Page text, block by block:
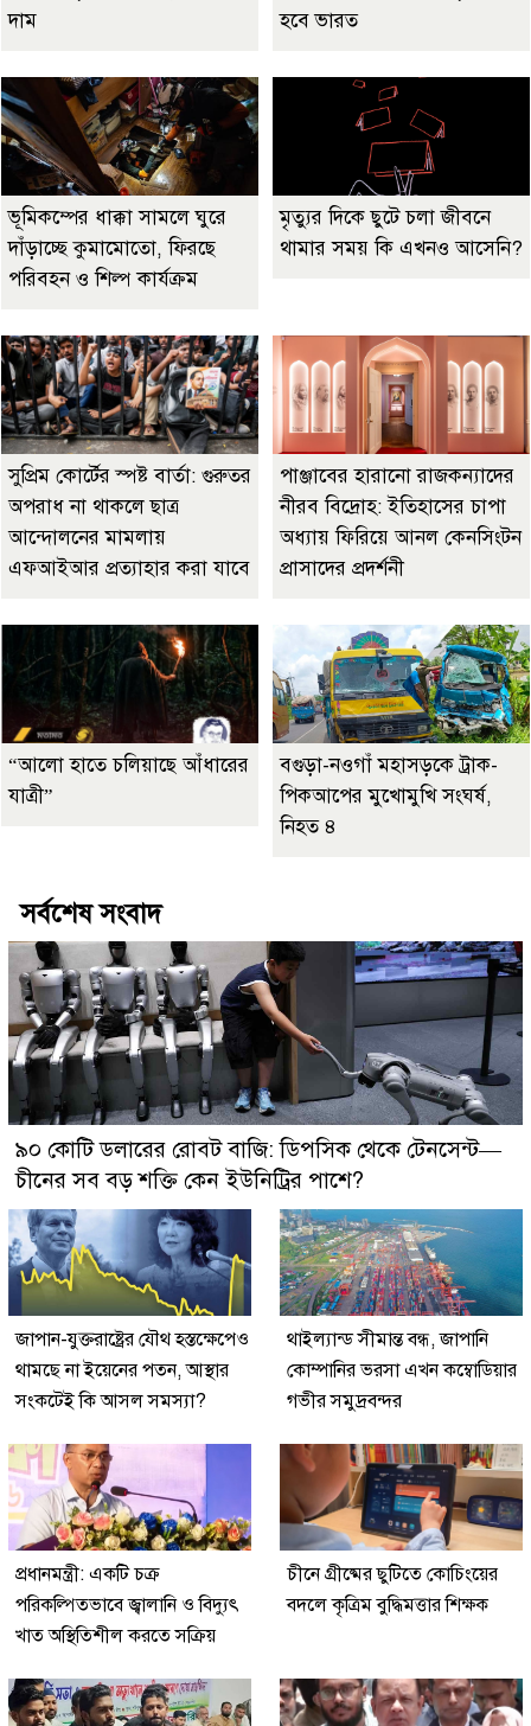
দাম
হবে ভারত
ভূমিকম্পের ধাক্কা সামলে ঘুরে
দাঁড়াচ্ছে কুমামোতো, ফিরছে
পরিবহন ও শিল্প কার্যক্রম
মৃত্যুর দিকে ছুটে চলা জীবনে
থামার সময় কি এখনও আসেনি?
সুপ্রিম কোর্টের স্পষ্ট বার্তা: গুরুতর
অপরাধ না থাকলে ছাত্র
আন্দোলনের মামলায়
এফআইআর প্রত্যাহার করা যাবে
পাঞ্জাবের হারানো রাজকন্যাদের
নীরব বিদ্রোহ: ইতিহাসের চাপা
অধ্যায় ফিরিয়ে আনল কেনসিংটন
প্রাসাদের প্রদর্শনী
“আলো হাতে চলিয়াছে আঁধারের
যাত্রী”
বগুড়া-নওগাঁ মহাসড়কে ট্রাক-
পিকআপের মুখোমুখি সংঘর্ষ,
নিহত ৪
সর্বশেষ সংবাদ
৯০ কোটি ডলারের রোবট বাজি: ডিপসিক থেকে টেনসেন্ট—
চীনের সব বড় শক্তি কেন ইউনিট্রির পাশে?
জাপান-যুক্তরাষ্ট্রের যৌথ হস্তক্ষেপেও
থামছে না ইয়েনের পতন, আস্থার
সংকটেই কি আসল সমস্যা?
থাইল্যান্ড সীমান্ত বন্ধ, জাপানি
কোম্পানির ভরসা এখন কম্বোডিয়ার
গভীর সমুদ্রবন্দর
প্রধানমন্ত্রী: একটি চক্র
পরিকল্পিতভাবে জ্বালানি ও বিদ্যুৎ
খাত অস্থিতিশীল করতে সক্রিয়
চীনে গ্রীষ্মের ছুটিতে কোচিংয়ের
বদলে কৃত্রিম বুদ্ধিমত্তার শিক্ষক